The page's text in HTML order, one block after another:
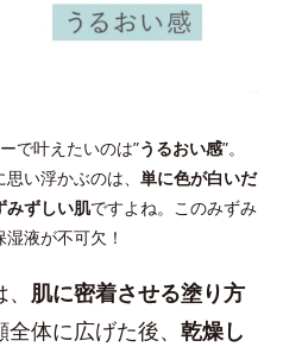
で叶えたいのは”うるおい感”。
い浮かぶのは、 単に色が白いだ
みずしい肌ですよね。このみずみ
液が不可欠！
肌に密着させる塗り方
体に広げた後、 乾燥し